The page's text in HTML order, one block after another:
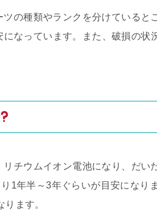
の種類やランクを分けていると
なっています。また、破損の状
チウムイオン電池になり、だい
1年半～3年ぐらいが目安になり
ます。